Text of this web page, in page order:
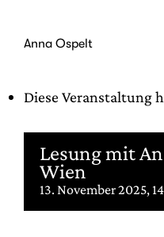
springen
Anna Ospelt
Diese Veranstaltung
Lesung mit
Wien
13. November 2025,